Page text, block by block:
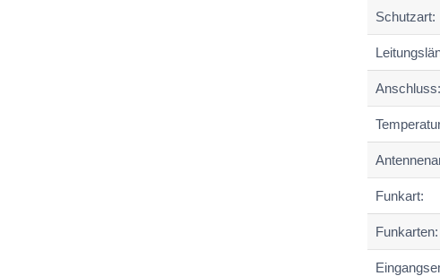
Schutzart:
Anschluss:
Funkart:
Funkarten: